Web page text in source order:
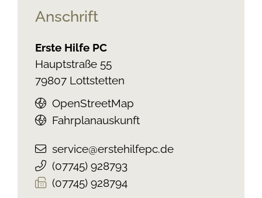
Anschrift
Erste Hilfe PC
Hauptstraße 55
79807 Lottstetten
OpenStreetMap
Fahrplanauskunft
service@erstehilfepc.de
(07745) 928793
(07745) 928794